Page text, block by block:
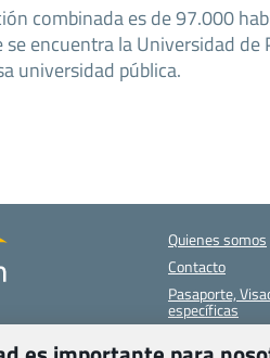
combinada es de 97.000
encuentra la Universidad de
universidad pública.
Quienes somos
Contacto
Pasaporte,
específicas